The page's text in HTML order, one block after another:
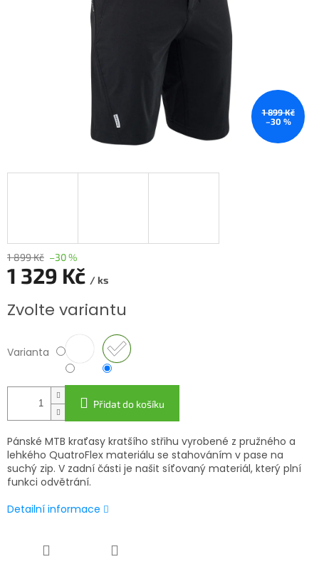
1 899 Kč
–30 %
1 899 Kč –30 %
1 329 Kč / ks
cena:
Zvolte variantu
Varianta
Přidat do košíku
Pánské MTB kraťasy kratšího střihu vyrobené z pružného a
lehkého QuatroFlex materiálu se stahováním v pase na
suchý zip. V zadní části je našit síťovaný materiál, který plní
funkci odvětrání.
Detailní informace